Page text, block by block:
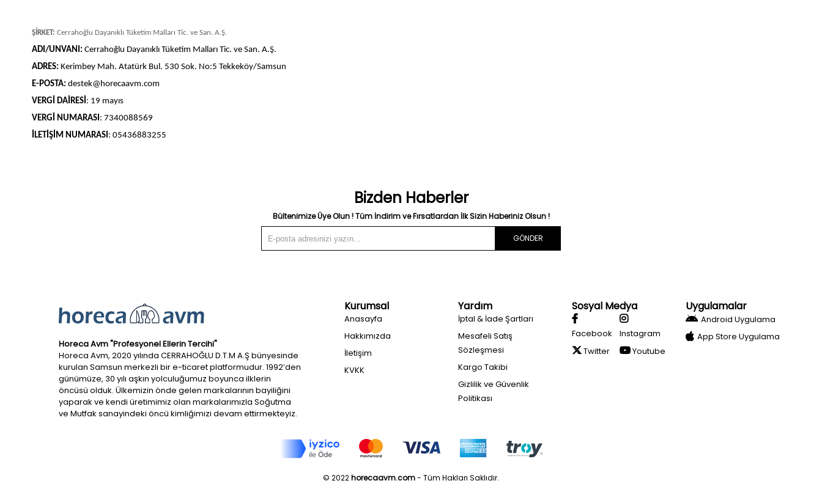
ŞİRKET: Cerrahoğlu Dayanıklı Tüketim Malları Tic. ve San. A.Ş.
ADI/UNVANI: Cerrahoğlu Dayanıklı Tüketim Malları Tic. ve San. A.Ş.
ADRES: Kerimbey Mah. Atatürk Bul. 530 Sok. No:5 Tekkeköy/Samsun
E-POSTA: destek@horecaavm.com
VERGİ DAİRESİ: 19 mayıs
VERGİ NUMARASI: 7340088569
İLETİŞİM NUMARASI: 05436883255
Bizden Haberler
Bültenimize Üye Olun ! Tüm İndirim ve Fırsatlardan İlk Sizin Haberiniz Olsun !
GÖNDER
Horeca Avm "Profesyonel Ellerin Tercihi"
Horeca Avm, 2020 yılında CERRAHOĞLU D.T.M A.Ş bünyesinde
kurulan Samsun merkezli bir e-ticaret platformudur. 1992’den
günümüze, 30 yılı aşkın yolculuğumuz boyunca ilklerin
öncüsü olduk. Ülkemizin önde gelen markalarının bayiliğini
yaparak ve kendi üretimimiz olan markalarımızla Soğutma
ve Mutfak sanayindeki öncü kimliğimizi devam ettirmekteyiz.
Kurumsal
Anasayfa
Hakkımızda
İletişim
KVKK
Yardım
İptal & İade Şartları
Mesafeli Satış
Sözleşmesi
Kargo Takibi
Gizlilik ve Güvenlik
Politikası
Sosyal Medya
Facebook
Instagram
Twitter
Youtube
Uygulamalar
Android Uygulama
App Store Uygulama
© 2022horecaavm.com- Tüm Hakları Saklıdır.